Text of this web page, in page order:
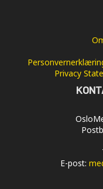
Privacy
E-post: